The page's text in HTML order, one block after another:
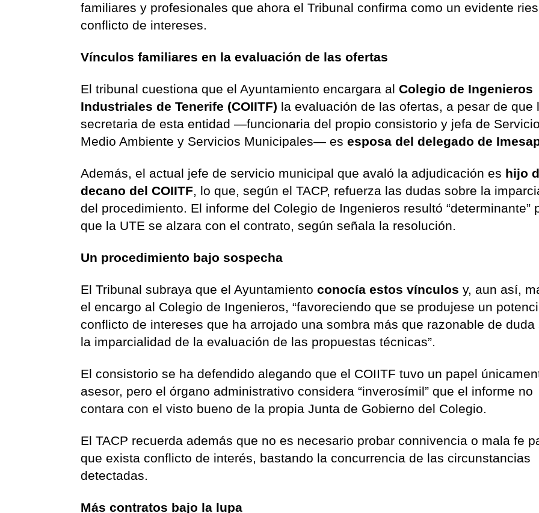
familiares y profesionales que ahora el Tribunal confirma como un evidente
conflicto de intereses.
Vínculos familiares en la evaluación de las ofertas
El tribunal cuestiona que el Ayuntamiento encargara alColegio de Ingenieros
Industriales de Tenerife (COIITF) la evaluación de las ofertas, a pesar de que
secretaria de esta entidad —funcionaria del propio consistorio y jefa de
Medio Ambiente y Servicios Municipales— esesposa del delegado de
Además, el actual jefe de servicio municipal que avaló la adjudicación es hijo
decano del COIITF, lo que, según el TACP, refuerza las dudas sobre la
del procedimiento. El informe del Colegio de Ingenieros resultó “determinante”
que la UTE se alzara con el contrato, según señala la resolución.
Un procedimiento bajo sospecha
El Tribunal subraya que el Ayuntamientoconocía estos vínculos y, aun así,
el encargo al Colegio de Ingenieros, “favoreciendo que se produjese un
conflicto de intereses que ha arrojado una sombra más que razonable de duda
la imparcialidad de la evaluación de las propuestas técnicas”.
El consistorio se ha defendido alegando que el COIITF tuvo un papel
asesor, pero el órgano administrativo considera “inverosímil” que el informe no
contara con el visto bueno de la propia Junta de Gobierno del Colegio.
El TACP recuerda además que no es necesario probar connivencia o mala fe
que exista conflicto de interés, bastando la concurrencia de las circunstancias
detectadas.
Más contratos bajo la lupa